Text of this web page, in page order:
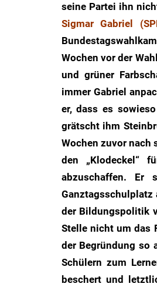
"Chronik
des
Untergangs",
"Hexenjagd",
"Das
"Spukschloss
Deutschland"
seine Partei ihn
Sigmar Gabriel
Wochen vor der
und grüner
immer Gabriel
er, dass es
grätscht ihm
Wochen zuvor nach
den „Klodeckel“
abzuschaffen. Er
Ganztagsschulplatz
der Bildungspolitik
Stelle nicht um das
der Begründung so
Schülern zum
beschert und